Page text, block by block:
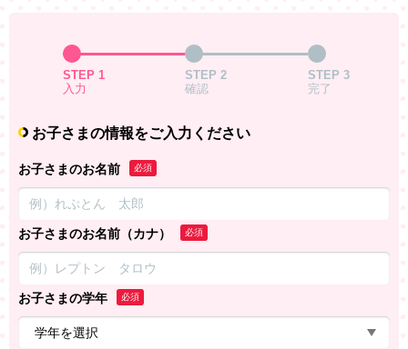
STEP 1
入力
STEP 2
確認
STEP 3
完了
お子さまの情報をご入力ください
お子さまのお名前 必須
お子さまのお名前（カナ） 必須
お子さまの学年 必須